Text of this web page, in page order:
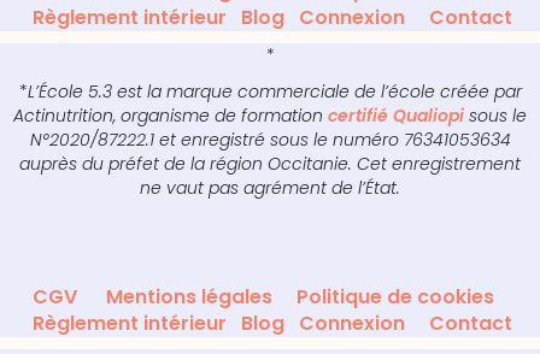
Règlement intérieur
Blog Connexion Contact
*
*L’École 5.3 est la marque commerciale de l’école créée par
Actinutrition, organisme de formation certifié Qualiopi sous le
N°2020/87222.1 et enregistré sous le numéro 76341053634
auprès du préfet de la région Occitanie. Cet enregistrement
ne vaut pas agrément de l’État.
CGV Mentions légales
Politique de cookies
Règlement intérieur
Blog Connexion Contact